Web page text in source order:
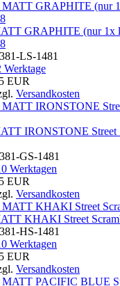
GRAPHITE (nur 1x
LS-1481
Werktage
EUR
Versandkosten
IRONSTONE Street
GS-1481
Werktagen
EUR
Versandkosten
KHAKI Street
HS-1481
Werktagen
EUR
Versandkosten